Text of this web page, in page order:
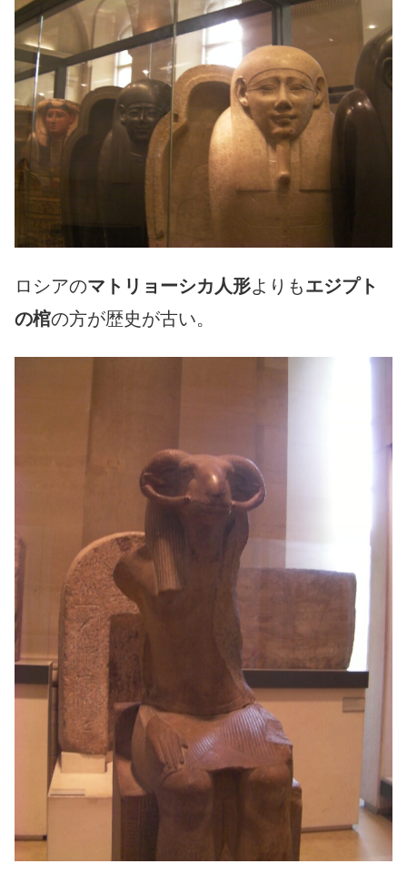
ロシアのマトリョーシカ人形よりもエジプト
の棺の方が歴史が古い。